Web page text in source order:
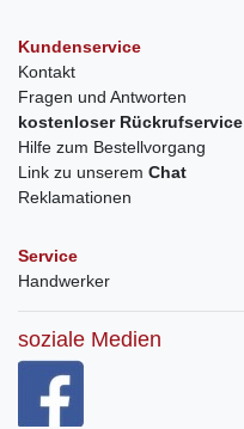
Kundenservice
Kontakt
Fragen und Antworten
kostenloser Rückrufservice
Hilfe zum Bestellvorgang
Link zu unserem Chat
Reklamationen
Service
Handwerker
soziale Medien